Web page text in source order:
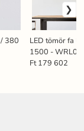
380
LED tömör fa
1500 -
Ft 179 602